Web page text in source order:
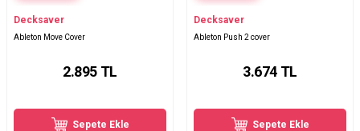
Decksaver
Ableton Move Cover
2.895 TL
Sepete Ekle
Decksaver
Ableton Push 2 cover
3.674 TL
Sepete Ekle